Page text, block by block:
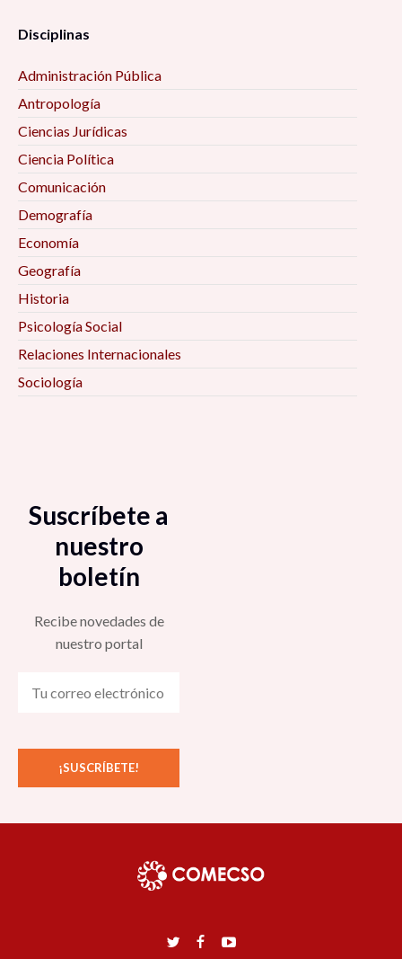
Disciplinas
Administración Pública
Antropología
Ciencias Jurídicas
Ciencia Política
Comunicación
Demografía
Economía
Geografía
Historia
Psicología Social
Relaciones Internacionales
Sociología
Suscríbete a
nuestro
boletín
Recibe novedades de
nuestro portal